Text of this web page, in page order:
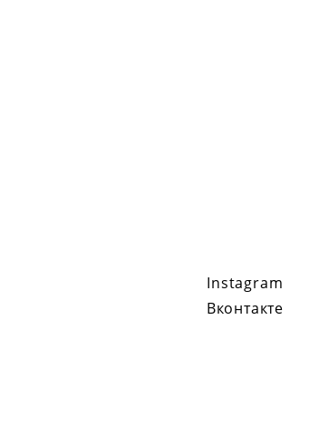
Instagram
Вконтакте